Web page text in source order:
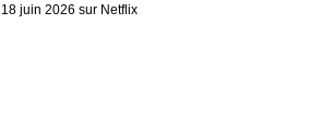
18 juin 2026 sur Netflix